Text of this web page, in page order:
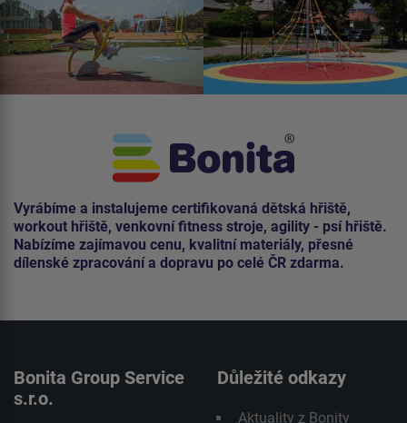
Vyrábíme a instalujeme certifikovaná dětská hřiště,
workout hřiště, venkovní fitness stroje, agility - psí hřiště.
Nabízíme zajímavou cenu, kvalitní materiály, přesné
dílenské zpracování a dopravu po celé ČR zdarma.
Bonita Group Service
s.r.o.
Důležité odkazy
Aktuality z Bonity